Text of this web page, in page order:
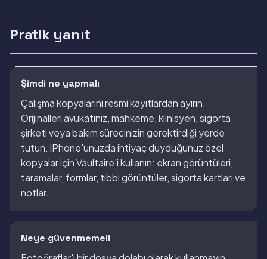
Pratik yanıt
Şimdi ne yapmalı
Çalışma kopyalarını resmi kayıtlardan ayırın.
Orijinalleri avukatınız, mahkeme, klinisyen, sigorta
şirketi veya bakım sürecinizin gerektirdiği yerde
tutun. iPhone'unuzda ihtiyaç duyduğunuz özel
kopyalar için Vaultaire'i kullanın: ekran görüntüleri,
taramalar, formlar, tıbbi görüntüler, sigorta kartları ve
notlar.
Neye güvenmemeli